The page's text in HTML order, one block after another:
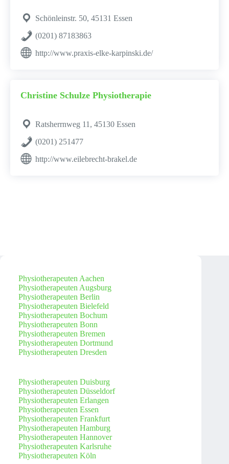
Schönleinstr. 50, 45131 Essen
(0201) 87183863
http://www.praxis-elke-karpinski.de/
Christine Schulze Physiotherapie
Ratsherrnweg 11, 45130 Essen
(0201) 251477
http://www.eilebrecht-brakel.de
Physiotherapeuten Aachen
Physiotherapeuten Augsburg
Physiotherapeuten Berlin
Physiotherapeuten Bielefeld
Physiotherapeuten Bochum
Physiotherapeuten Bonn
Physiotherapeuten Bremen
Physiotherapeuten Dortmund
Physiotherapeuten Dresden
Physiotherapeuten Duisburg
Physiotherapeuten Düsseldorf
Physiotherapeuten Erlangen
Physiotherapeuten Essen
Physiotherapeuten Frankfurt
Physiotherapeuten Hamburg
Physiotherapeuten Hannover
Physiotherapeuten Karlsruhe
Physiotherapeuten Köln